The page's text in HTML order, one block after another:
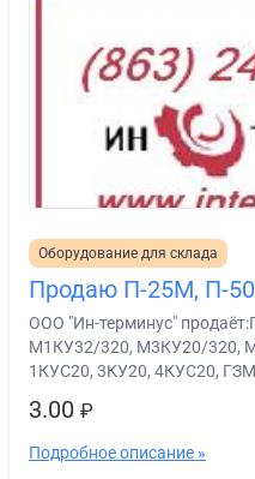
Оборудование для склада
Продаю П-25М, П-
ООО "Ин-терминус"
М1КУ32/320, М3КУ20/320,
1КУС20, 3КУ20, 4КУС20,
3.00 ₽
Подробное описание »